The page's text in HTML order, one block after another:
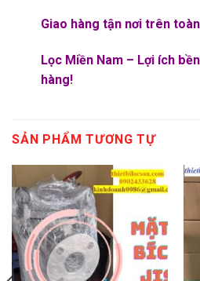
Giao hàng tận nơi trên
Lọc Miền Nam – Lợi ích
hàng!
SẢN PHẨM TƯƠNG TỰ